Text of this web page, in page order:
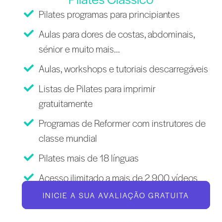
Pilates programas para principiantes
Aulas para dores de costas, abdominais,
sénior e muito mais...
Aulas, workshops e tutoriais descarregáveis
Listas de Pilates para imprimir
gratuitamente
Programas de Reformer com instrutores de
classe mundial
Pilates mais de 18 línguas
Acesso ilimitado a mais de 2 900 vídeos
INICIE A SUA AVALIAÇÃO GRATUITA